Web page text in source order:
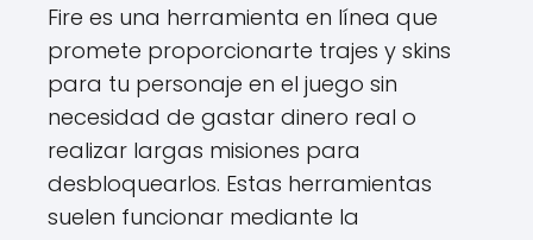
Fire es una herramienta en línea que
promete proporcionarte trajes y skins
para tu personaje en el juego sin
necesidad de gastar dinero real o
realizar largas misiones para
desbloquearlos. Estas herramientas
suelen funcionar mediante la